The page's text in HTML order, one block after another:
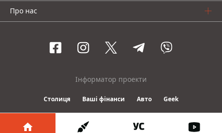
Про нас
Інформатор проекти
Столиця Ваші фінанси Авто Geek
© 2016-2026 Informator